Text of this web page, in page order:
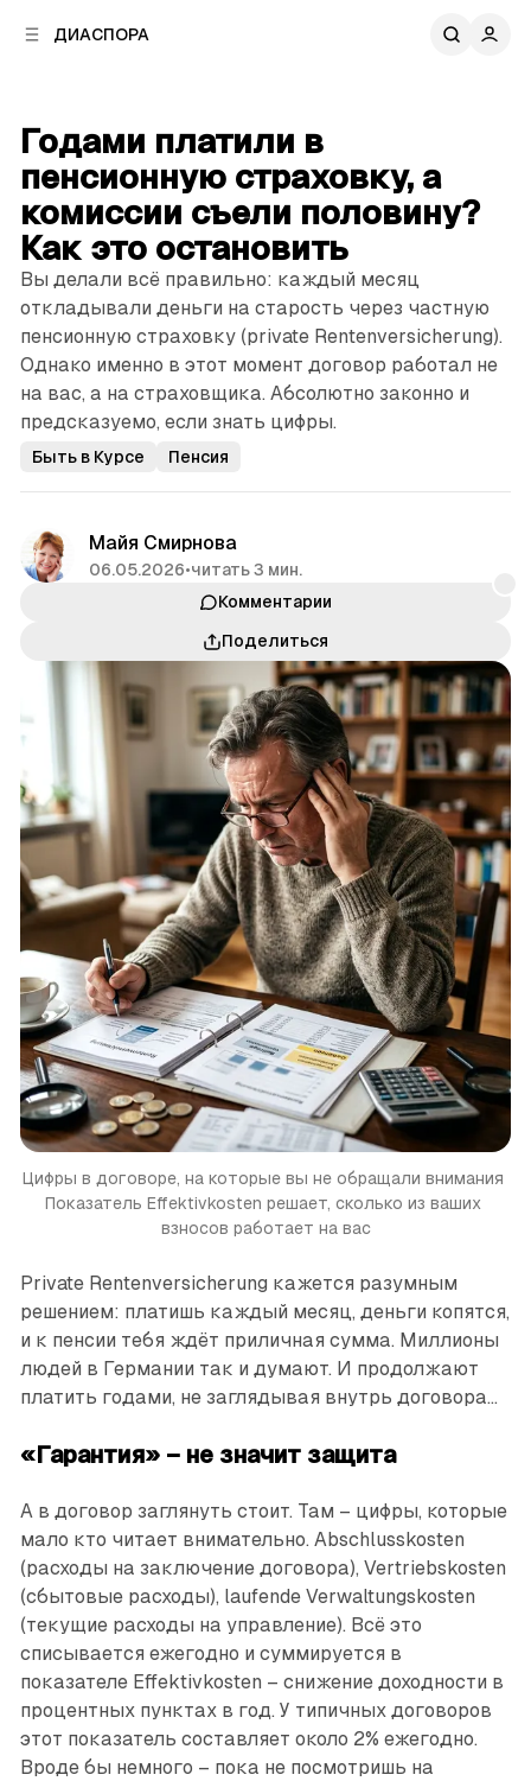
ДИАСПОРА
Годами платили в
пенсионную страховку, а
комиссии съели половину?
Как это остановить
Вы делали всё правильно: каждый месяц
откладывали деньги на старость через частную
пенсионную страховку (private Rentenversicherung).
Однако именно в этот момент договор работал не
на вас, а на страховщика. Абсолютно законно и
предсказуемо, если знать цифры.
Быть в Курсе Пенсия
Майя Смирнова
06.05.2026•читать 3 мин.
Комментарии
Поделиться
Цифры в договоре, на которые вы не обращали внимания
Показатель Effektivkosten решает, сколько из ваших
взносов работает на вас
Private Rentenversicherung кажется разумным
решением: платишь каждый месяц, деньги копятся,
и к пенсии тебя ждёт приличная сумма. Миллионы
людей в Германии так и думают. И продолжают
платить годами, не заглядывая внутрь договора...
«Гарантия» – не значит защита
А в договор заглянуть стоит. Там – цифры, которые
мало кто читает внимательно. Abschlusskosten
(расходы на заключение договора), Vertriebskosten
(сбытовые расходы), laufende Verwaltungskosten
(текущие расходы на управление). Всё это
списывается ежегодно и суммируется в
показателе Effektivkosten – снижение доходности в
процентных пунктах в год. У типичных договоров
этот показатель составляет около 2% ежегодно.
Вроде бы немного – пока не посмотришь на